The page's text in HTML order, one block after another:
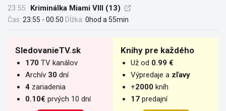
23:55 Kriminálka Miami VIII (13)
Čas: 23:55 - 00:50 Dĺžka: 0hod a 55min
SledovanieTV.sk
170 TV kanálov
Archív 30 dní
4 zariadenia
0.10€ prvých 10 dní
Knihy pre každého
Už od 0.99 €
Výpredaje a zľavy
+2000 kníh
17 predajní